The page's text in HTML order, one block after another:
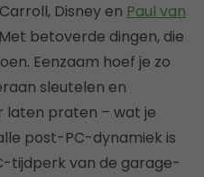
Disney en Paul van
betoverde dingen, die
Eenzaam hoef je zo
sleutelen en
laten praten – wat je
post-PC-dynamiek is
tijdperk van de garage-